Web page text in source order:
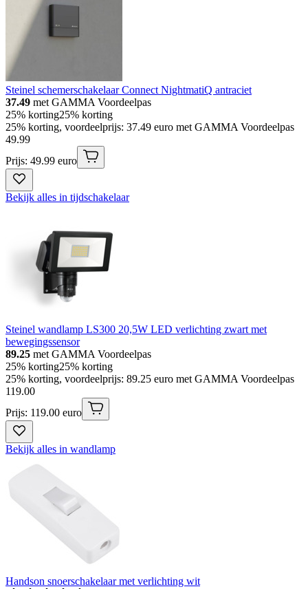
Steinel schemerschakelaar Connect NightmatiQ antraciet
37.49 met GAMMA Voordeelpas
25% korting25% korting
25% korting, voordeelprijs: 37.49 euro met GAMMA Voordeelpas
49.99
Prijs: 49.99 euro
Bekijk alles in tijdschakelaar
Steinel wandlamp LS300 20,5W LED verlichting zwart met
bewegingssensor
89.25 met GAMMA Voordeelpas
25% korting25% korting
25% korting, voordeelprijs: 89.25 euro met GAMMA Voordeelpas
119.00
Prijs: 119.00 euro
Bekijk alles in wandlamp
Handson snoerschakelaar met verlichting wit